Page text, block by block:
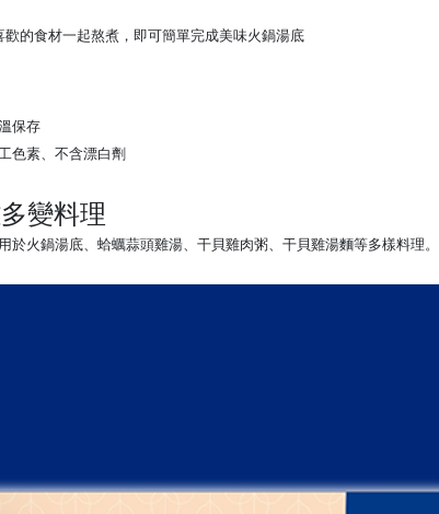
歡的食材一起熬煮，即可簡單完成美味火鍋湯底
保存
色素、不含漂白劑
變料理
於火鍋湯底、蛤蠣蒜頭雞湯、干貝雞肉粥、干貝雞湯麵等多樣料理。